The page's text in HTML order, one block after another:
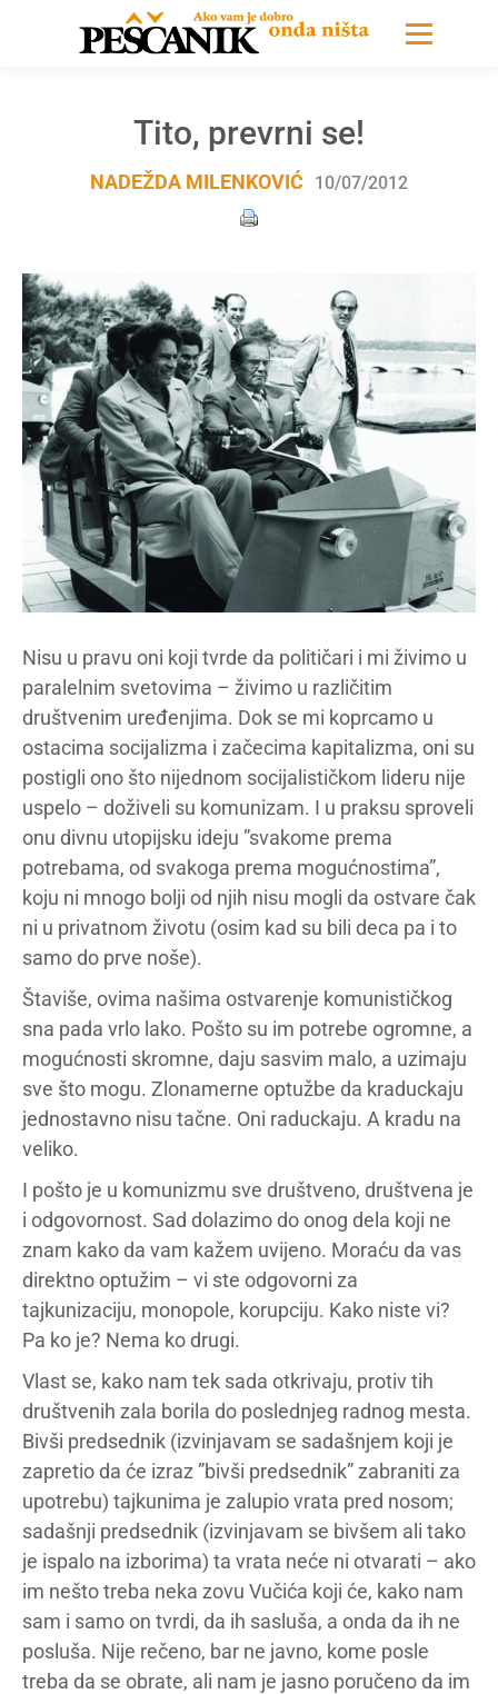
Tito, prevrni se!
NADEŽDA MILENKOVIĆ 10/07/2012
Nisu u pravu oni koji tvrde da političari i mi živimo u
paralelnim svetovima – živimo u različitim
društvenim uređenjima. Dok se mi koprcamo u
ostacima socijalizma i začecima kapitalizma, oni su
postigli ono što nijednom socijalističkom lideru nije
uspelo – doživeli su komunizam. I u praksu sproveli
onu divnu utopijsku ideju ”svakome prema
potrebama, od svakoga prema mogućnostima”,
koju ni mnogo bolji od njih nisu mogli da ostvare čak
ni u privatnom životu (osim kad su bili deca pa i to
samo do prve noše).
Štaviše, ovima našima ostvarenje komunističkog
sna pada vrlo lako. Pošto su im potrebe ogromne, a
mogućnosti skromne, daju sasvim malo, a uzimaju
sve što mogu. Zlonamerne optužbe da kraduckaju
jednostavno nisu tačne. Oni raduckaju. A kradu na
veliko.
I pošto je u komunizmu sve društveno, društvena je
i odgovornost. Sad dolazimo do onog dela koji ne
znam kako da vam kažem uvijeno. Moraću da vas
direktno optužim – vi ste odgovorni za
tajkunizaciju, monopole, korupciju. Kako niste vi?
Pa ko je? Nema ko drugi.
Vlast se, kako nam tek sada otkrivaju, protiv tih
društvenih zala borila do poslednjeg radnog mesta.
Bivši predsednik (izvinjavam se sadašnjem koji je
zapretio da će izraz ”bivši predsednik” zabraniti za
upotrebu) tajkunima je zalupio vrata pred nosom;
sadašnji predsednik (izvinjavam se bivšem ali tako
je ispalo na izborima) ta vrata neće ni otvarati – ako
im nešto treba neka zovu Vučića koji će, kako nam
sam i samo on tvrdi, da ih sasluša, a onda da ih ne
posluša. Nije rečeno, bar ne javno, kome posle
treba da se obrate, ali nam je jasno poručeno da im